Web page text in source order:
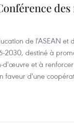
de l'ASEAN
destiné à
et à
d'une